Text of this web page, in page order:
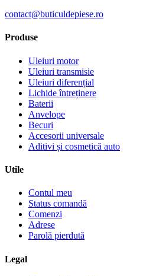
contact@buticuldepiese.ro
Produse
Uleiuri motor
Uleiuri transmisie
Uleiuri diferențial
Lichide întreținere
Baterii
Anvelope
Becuri
Accesorii universale
Aditivi și cosmetică auto
Utile
Contul meu
Status comandă
Comenzi
Adrese
Parolă pierdută
Legal